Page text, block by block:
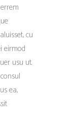
cu
eirmod
usu ut.
ea,